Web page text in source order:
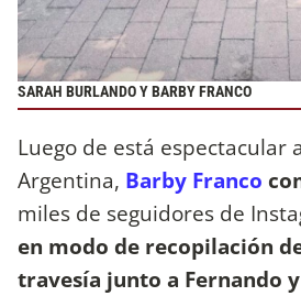
SARAH BURLANDO Y BARBY FRANCO
Luego de está espectacular
Argentina, Barby Franco
miles de seguidores de
en modo de recopilación
travesía junto a Fernando